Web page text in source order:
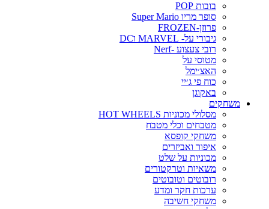
בובות POP
סופר מריו Super Mario
פרוזן-FROZEN
גיבורי על- MARVEL וDC
רובי צעצוע -Nerf
מטוסי על
האצ׳ימל
כוח פי ג׳יי
באקוגן
משחקים
מסלולי מכוניות HOT WHEELS
מטבחים וכלי מטבח
משחקי קופסא
איפור ואביזרים
מכוניות על שלט
משאיות וטרקטורים
רובוטים וטובוטים
ערכות חקר ומדע
משחקי חשיבה